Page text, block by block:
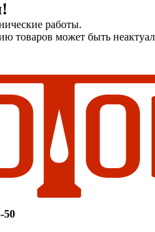
работы.
товаров может быть
50